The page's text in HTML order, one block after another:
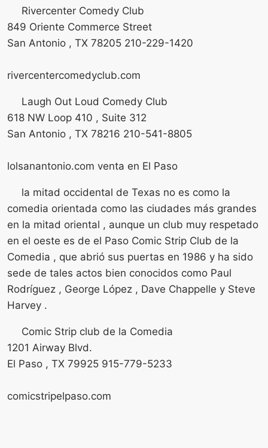
Rivercenter Comedy Club
849 Oriente Commerce Street
San Antonio , TX 78205 210-229-1420
rivercentercomedyclub.com
Laugh Out Loud Comedy Club
618 NW Loop 410 , Suite 312
San Antonio , TX 78216 210-541-8805
lolsanantonio.com venta en El Paso
la mitad occidental de Texas no es como la
comedia orientada como las ciudades más grandes
en la mitad oriental , aunque un club muy respetado
en el oeste es de el Paso Comic Strip Club de la
Comedia , que abrió sus puertas en 1986 y ha sido
sede de tales actos bien conocidos como Paul
Rodríguez , George López , Dave Chappelle y Steve
Harvey .
Comic Strip club de la Comedia
1201 Airway Blvd.
El Paso , TX 79925 915-779-5233
comicstripelpaso.com